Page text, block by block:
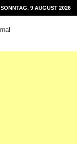
SONNTAG, 9 AUGUST 2026